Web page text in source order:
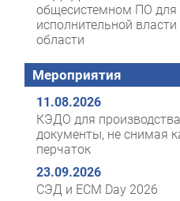
общесистемном ПО для
исполнительной
области
Мероприятия
11.08.2026
КЭДО для
документы, не снимая
перчаток
23.09.2026
СЭД и ECM Day 2026